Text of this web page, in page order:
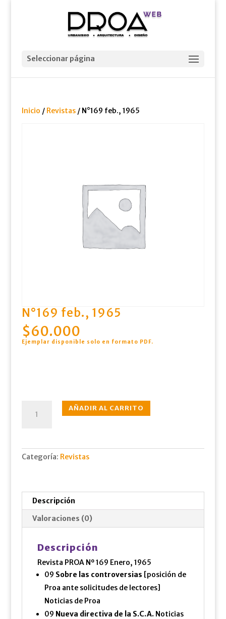
Seleccionar página
Inicio / Revistas/ N°169 feb., 1965
N°169 feb., 1965
$60.000
Ejemplar disponible solo en formato PDF.
feb.,
AÑADIR AL CARRITO
Categoría: Revistas
Descripción
Valoraciones (0)
Descripción
Revista PROA Nº 169 Enero, 1965
09 Sobre las controversias [posición de
Proa ante solicitudes de lectores]
Noticias de Proa
09 Nueva directiva de la S.C.A.Noticias